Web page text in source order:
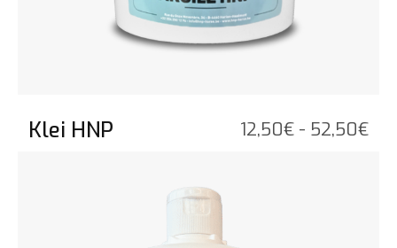
Klei HNP 12,50€ - 52,50€